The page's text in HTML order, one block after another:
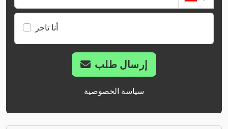
أنا تاجر
إرسال طلب
سياسة الخصوصية